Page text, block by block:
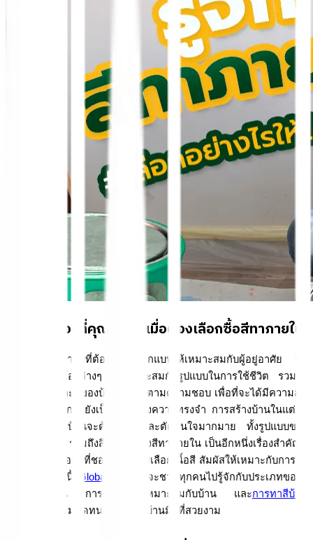
รวมทุกเรื่องที่คุณควรรู้ เมื่อต้องเลือกซื้อสีทาภายใน
บ้านเป็นที่อยู่อาศัยที่ต้องมีการออกแบบให้เหมาะสมกับผู้อยู่อาศัย ทั้ง
การออกแบบห้องต่างๆ ให้เหมาะสมกับรูปแบบในการใช้ชีวิต รวมถึง
เลือกสไตล์ และสีของบ้านให้ตรงตามความชอบ เพื่อที่จะได้มีความสุข
ในทุกๆ วัน อีกทั้งยังเป็นพื้นที่แห่งความทรงจำ การสร้างบ้านในแต่ละ
ครั้ง เจ้าของบ้านจะต้องศึกษาและตัดสินใจมากมาย ทั้งรูปแบบของ
บ้าน วัสดุที่ใช้ รวมถึงสีทาบ้าน ซึ่งสีทาภายใน เป็นอีกหนึ่งเรื่องสำคัญที่
นอกจากจะเลือกสีที่ชอบแล้ว ควรเลือกเนื้อสี สัมผัสให้เหมาะกับการใช้
งาน บทความนี้
Global House
จะชวนทุกคนไปรู้จักกับประเภทของสี
ทาภายในบ้าน การเลือกสีให้เหมาะสมกับบ้าน และการทาสีบ้าน
ให้มีความติดทน เพื่อให้ได้บ้านมีสีที่สวยงาม